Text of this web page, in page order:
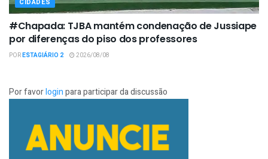
CIDADES
#Chapada: TJBA mantém condenação de Jussiape
por diferenças do piso dos professores
PORESTAGIÁRIO 2 2026/08/08
Por favorloginpara participar da discussão